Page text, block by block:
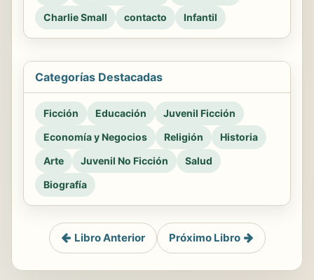
Charlie Small
contacto Infantil
Categorías Destacadas
Ficción Educación
Juvenil Ficción
Economía y Negocios
Religión
Historia
Arte
Juvenil No Ficción
Salud
Biografía
Libro Anterior Próximo Libro